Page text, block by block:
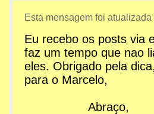
31,
2013;
2:48pm
Re:
Esta mensagem foi atualizada
Eu recebo os posts via
faz um tempo que nao
eles. Obrigado pela
para o Marcelo,
Abraço,